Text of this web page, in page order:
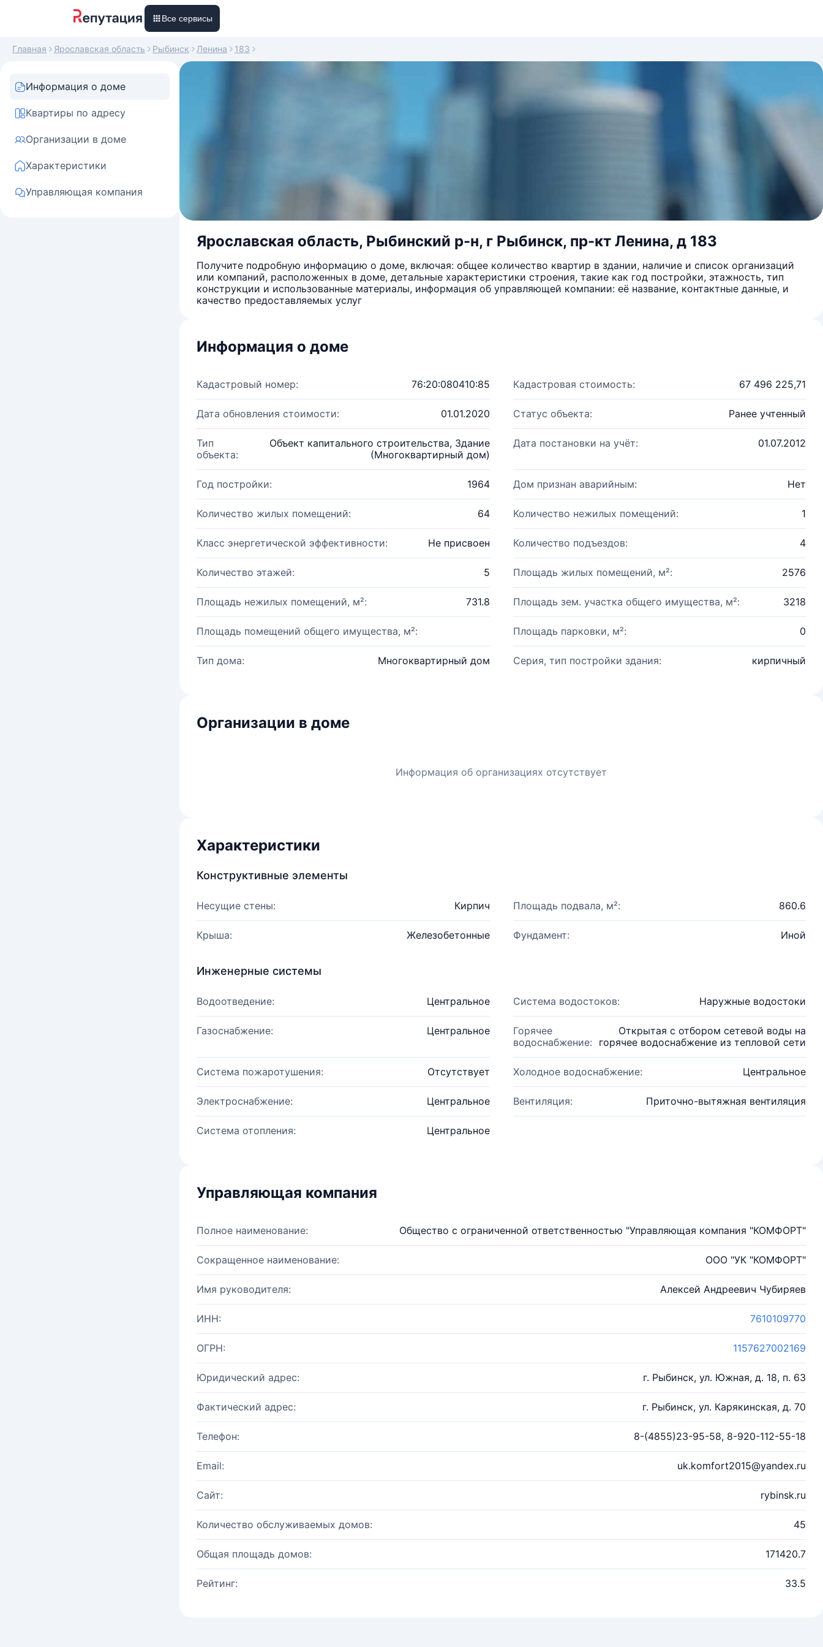
Все сервисы
Главная Ярославская область Рыбинск Ленина 183
Информация о доме
Квартиры по адресу
Организации в доме
Характеристики
Управляющая компания
Ярославская область, Рыбинский р-н, г Рыбинск, пр-кт Ленина, д 183
Получите подробную информацию о доме, включая: общее количество квартир в здании, наличие и список организаций
или компаний, расположенных в доме, детальные характеристики строения, такие как год постройки, этажность, тип
конструкции и использованные материалы, информация об управляющей компании: её название, контактные данные, и
качество предоставляемых услуг
Информация о доме
Кадастровый номер: 76:20:080410:85 Кадастровая стоимость: 67 496 225,71
Дата обновления стоимости: 01.01.2020 Статус объекта: Ранее учтенный
Тип
объекта:
Объект капитального строительства, Здание
(Многоквартирный дом)
Дата постановки на учёт: 01.07.2012
Год постройки: 1964 Дом признан аварийным: Нет
Количество жилых помещений: 64 Количество нежилых помещений: 1
Класс энергетической эффективности: Не присвоен Количество подъездов: 4
Количество этажей: 5 Площадь жилых помещений, м²: 2576
Площадь нежилых помещений, м²: 731.8 Площадь зем. участка общего имущества, м²: 3218
Площадь помещений общего имущества, м²: Площадь парковки, м²: 0
Тип дома: Многоквартирный дом Серия, тип постройки здания: кирпичный
Организации в доме
Информация об организациях отсутствует
Характеристики
Конструктивные элементы
Несущие стены: Кирпич Площадь подвала, м²: 860.6
Крыша: Железобетонные Фундамент: Иной
Инженерные системы
Водоотведение: Центральное Система водостоков: Наружные водостоки
Газоснабжение: Центральное
Горячее
водоснабжение:
Открытая с отбором сетевой воды на
горячее водоснабжение из тепловой сети
Система пожаротушения: Отсутствует Холодное водоснабжение: Центральное
Электроснабжение: Центральное Вентиляция: Приточно-вытяжная вентиляция
Система отопления: Центральное
Управляющая компания
Полное наименование: Общество с ограниченной ответственностью "Управляющая компания "КОМФОРТ"
Сокращенное наименование: ООО "УК "КОМФОРТ"
Имя руководителя: Алексей Андреевич Чубиряев
ИНН: 7610109770
ОГРН: 1157627002169
Юридический адрес: г. Рыбинск, ул. Южная, д. 18, п. 63
Фактический адрес: г. Рыбинск, ул. Карякинская, д. 70
Телефон: 8-(4855)23-95-58, 8-920-112-55-18
Email: uk.komfort2015@yandex.ru
Сайт: rybinsk.ru
Количество обслуживаемых домов: 45
Общая площадь домов: 171420.7
Рейтинг: 33.5